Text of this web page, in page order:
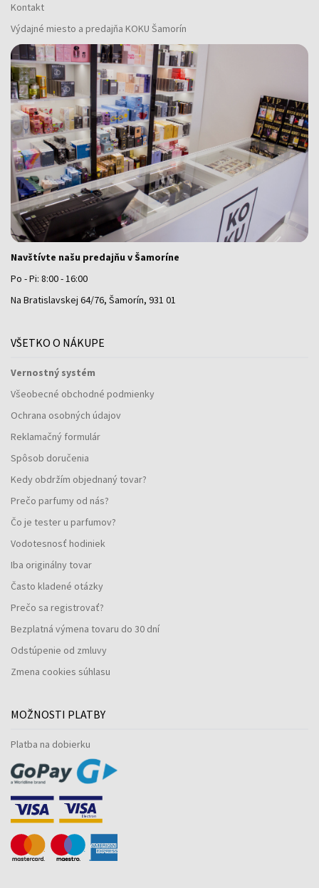
Kontakt
Výdajné miesto a predajňa KOKU Šamorín
Navštívte našu predajňu v Šamoríne
Po - Pi: 8:00 - 16:00
Na Bratislavskej 64/76, Šamorín, 931 01
VŠETKO O NÁKUPE
Vernostný systém
Všeobecné obchodné podmienky
Ochrana osobných údajov
Reklamačný formulár
Spôsob doručenia
Kedy obdržím objednaný tovar?
Prečo parfumy od nás?
Čo je tester u parfumov?
Vodotesnosť hodiniek
Iba originálny tovar
Často kladené otázky
Prečo sa registrovať?
Bezplatná výmena tovaru do 30 dní
Odstúpenie od zmluvy
Zmena cookies súhlasu
MOŽNOSTI PLATBY
Platba na dobierku